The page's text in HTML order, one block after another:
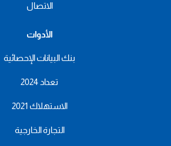
الاتصال
الأدوات
بنك البيانات الإحصائية
تعداد 2024
الاستهلاك 2021
التجارة الخارجية